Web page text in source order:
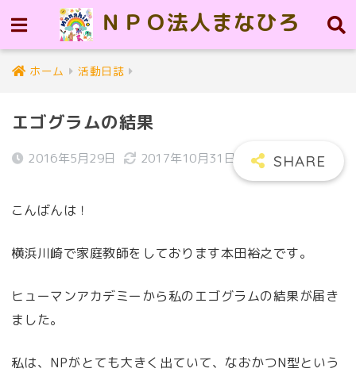
ＮＰＯ法人まなひろ
ホーム 活動日誌
エゴグラムの結果
2016年5月29日 2017年10月31日
こんばんは！
横浜川崎で家庭教師をしております本田裕之です。
ヒューマンアカデミーから私のエゴグラムの結果が届き
ました。
私は、NPがとても大きく出ていて、なおかつN型という